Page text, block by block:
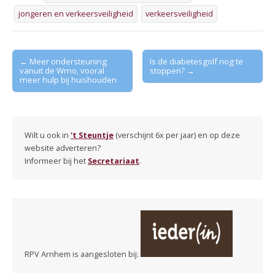
jongeren en verkeersveiligheid
verkeersveiligheid
Post
navigation
← Meer ondersteuning
vanuit de Wmo, vooral
meer hulp bij huishouden
Is de diabetesgolf nog te
stoppen? →
Wilt u ook in 't Steuntje (verschijnt 6x per jaar) en op deze
website adverteren?
Informeer bij het Secretariaat.
RPV Arnhem is aangesloten bij: